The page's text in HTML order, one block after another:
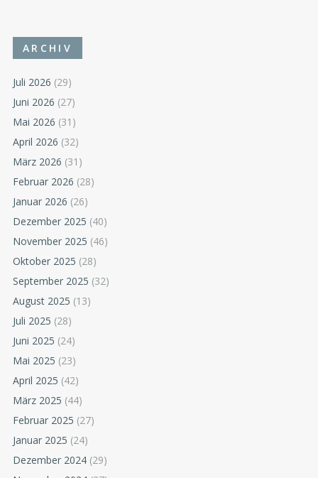
ARCHIV
Juli 2026 (29)
Juni 2026 (27)
Mai 2026 (31)
April 2026 (32)
März 2026 (31)
Februar 2026 (28)
Januar 2026 (26)
Dezember 2025 (40)
November 2025 (46)
Oktober 2025 (28)
September 2025 (32)
August 2025 (13)
Juli 2025 (28)
Juni 2025 (24)
Mai 2025 (23)
April 2025 (42)
März 2025 (44)
Februar 2025 (27)
Januar 2025 (24)
Dezember 2024 (29)